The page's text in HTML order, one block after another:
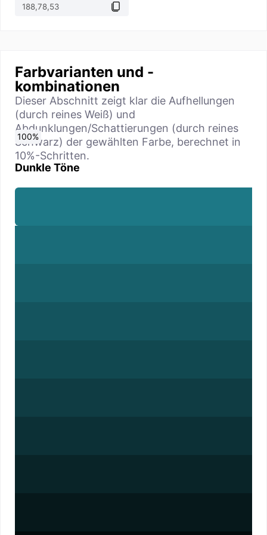
Farbvarianten und -
kombinationen
Dieser Abschnitt zeigt klar die Aufhellungen
(durch reines Weiß) und
Abdunklungen/Schattierungen (durch reines
Schwarz) der gewählten Farbe, berechnet in
10%-Schritten.
Dunkle Töne
0%
10%
20%
30%
40%
50%
60%
70%
80%
90%
100%